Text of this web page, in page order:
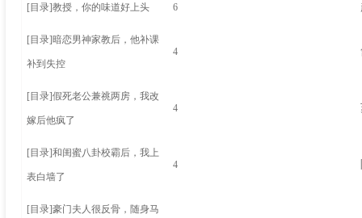
[目录]教授，你的味道好上头 6
[目录] 暗恋男神家教后，他补课
补到失控
4
[目录]假死老公兼祧两房，我改
嫁后他疯了
4
[目录]和闺蜜八卦校霸后，我上
表白墙了
4
[目录]豪门夫人很反骨，随身马